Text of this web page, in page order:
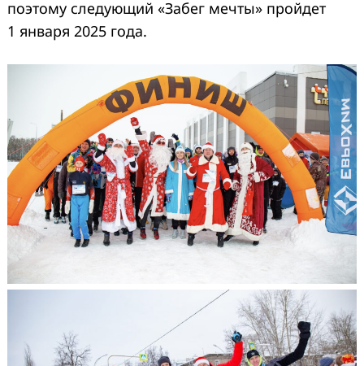
поэтому следующий «Забег мечты» пройдет
1 января 2025 года.